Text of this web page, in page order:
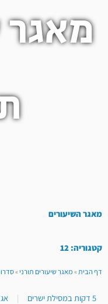
מאגר השיעורים
קטגוריה: 12
דף הבית»מאגר שיעורים תורני»
5 דקות במסילת ישרים |